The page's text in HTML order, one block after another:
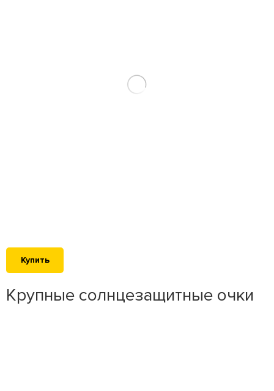
Купить
Крупные солнцезащитные очки